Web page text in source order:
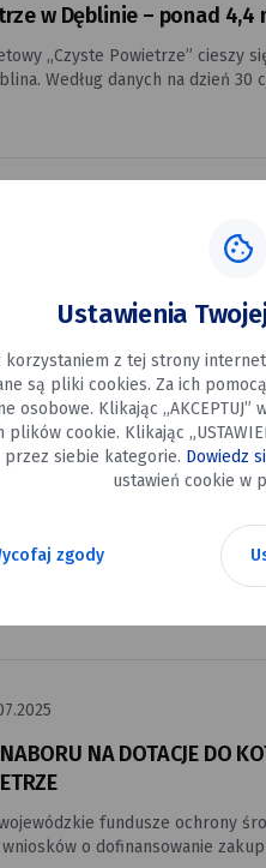
w Dęblinie – ponad 4,4
„Czyste Powietrze” cieszy
Według danych na dzień
domów
- DOTACJA PROŚCIEJ
o dotację to góra
o dotację to góra
💪 W nowej edycji programu
NA DOTACJE DO
fundusze ochrony
o dofinansowanie
Ustawienia
korzystaniem z tej strony
są pliki cookies. Za ich
osobowe. Klikając
plików cookie. Klikając
przez siebie kategorie. Dowiedz
ustawień cookie w
zgody